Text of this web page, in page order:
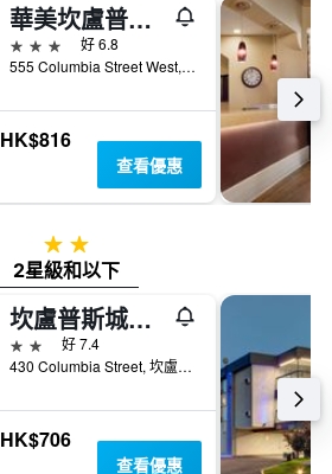
華美坎盧普斯酒店
3星級
好 6.8
555 Columbia Street West, 坎盧普斯, BC, 加拿大
HK$816
查看優惠
2星級
2星級和以下
坎盧普斯城市中心旅程住宿酒店
2星級
好 7.4
430 Columbia Street, 坎盧普斯, BC, 加拿大
HK$706
查看優惠